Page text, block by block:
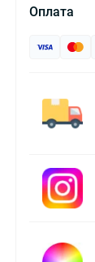
Оплата